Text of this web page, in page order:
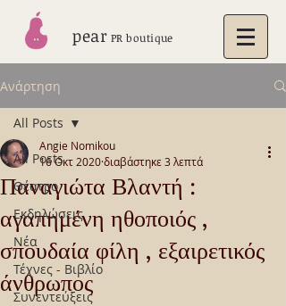
pear PR boutique
Ανάρτηση
All Posts
Θέατρο
Εκδηλώσεις
Νέα
Τέχνες - Βιβλίο
Συνεντεύξεις
All Posts
Παναγιώτα Βλαντή :
αγαπημένη ηθοποιός ,
σπουδαία φίλη , εξαιρετικός
άνθρωπος
Angie Nomikou
16 Οκτ 2020διαβάστηκε 3 λεπτά